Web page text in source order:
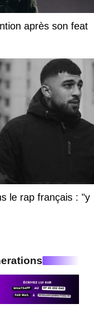
après son feat
le rap français : "y